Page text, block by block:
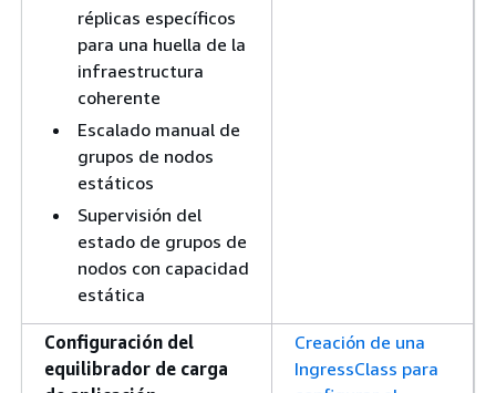
réplicas específicos
para una huella de la
infraestructura
coherente
Escalado manual de
grupos de nodos
estáticos
Supervisión del
estado de grupos de
nodos con capacidad
estática
Configuración del
equilibrador de carga
Creación de una
IngressClass para